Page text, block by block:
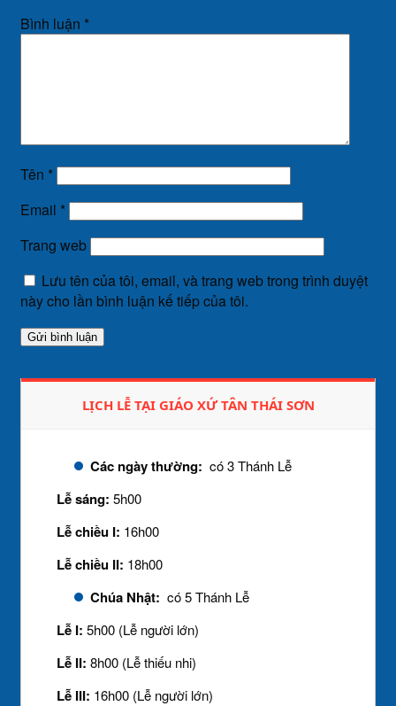
Bình luận *
Tên *
Email *
Trang web
Lưu tên của tôi, email, và trang web trong trình duyệt
này cho lần bình luận kế tiếp của tôi.
LỊCH LỄ TẠI GIÁO XỨ TÂN THÁI SƠN
Các ngày thường: có 3 Thánh Lễ
Lễ sáng: 5h00
Lễ chiều I: 16h00
Lễ chiều II: 18h00
Chúa Nhật: có 5 Thánh Lễ
Lễ I: 5h00 (Lễ người lớn)
Lễ II: 8h00 (Lễ thiếu nhi)
Lễ III: 16h00 (Lễ người lớn)